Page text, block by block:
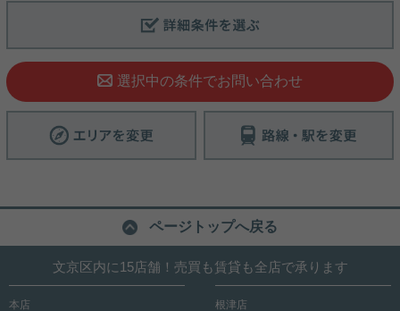
使えます。できるだけ早めに不動産情報を集めたい
産情報をいち早くお届けします。
選択中の条件でお問い合わせ
ページトップへ戻る
文京区内に15店舗！売買も賃貸も全店で承ります
本店 根津店